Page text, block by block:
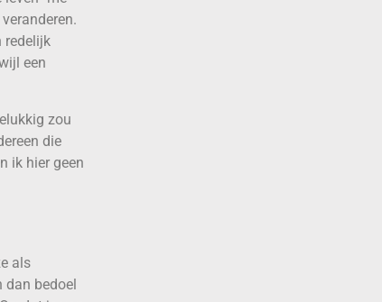
redelijk
een
zou
die
ik hier geen
als
dan bedoel